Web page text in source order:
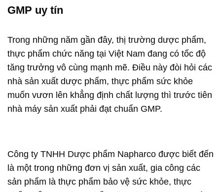
GMP uy tín
Trong những năm gần đây, thị trường dược phẩm,
thực phẩm chức năng tại Việt Nam đang có tốc độ
tăng trưởng vô cùng mạnh mẽ. Điều này đòi hỏi các
nhà sản xuất dược phẩm, thực phẩm sức khỏe
muốn vươn lên khẳng định chất lượng thì trước tiên
nhà máy sản xuất phải đạt chuẩn GMP.
Công ty TNHH Dược phẩm Napharco được biết đến
là một trong những đơn vị sản xuất, gia công các
sản phẩm là thực phẩm bảo vệ sức khỏe, thực